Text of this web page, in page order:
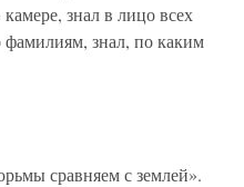
знал в лицо всех
знал, по каким
сравняем с землей».